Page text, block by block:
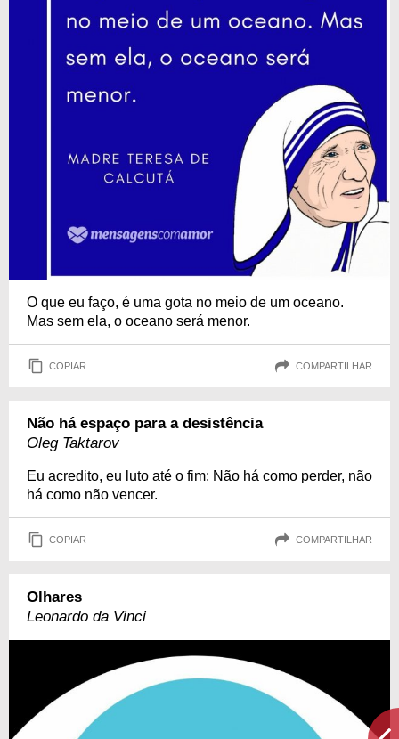
O que eu faço, é uma gota no meio de um oceano.
Mas sem ela, o oceano será menor.
COPIAR COMPARTILHAR
Não há espaço para a desistência
Oleg Taktarov
Eu acredito, eu luto até o fim: Não há como perder, não
há como não vencer.
COPIAR COMPARTILHAR
Olhares
Leonardo da Vinci